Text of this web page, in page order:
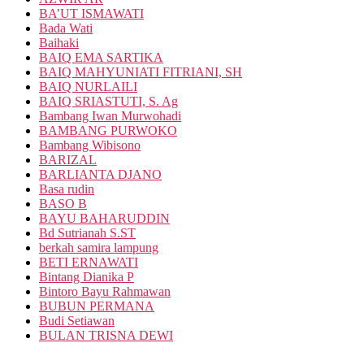
BA’UT ISMAWATI
Bada Wati
Baihaki
BAIQ EMA SARTIKA
BAIQ MAHYUNIATI FITRIANI, SH
BAIQ NURLAILI
BAIQ SRIASTUTI, S. Ag
Bambang Iwan Murwohadi
BAMBANG PURWOKO
Bambang Wibisono
BARIZAL
BARLIANTA DJANO
Basa rudin
BASO B
BAYU BAHARUDDIN
Bd Sutrianah S.ST
berkah samira lampung
BETI ERNAWATI
Bintang Dianika P
Bintoro Bayu Rahmawan
BUBUN PERMANA
Budi Setiawan
BULAN TRISNA DEWI